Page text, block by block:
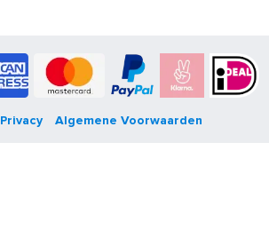
Privacy Algemene Voorwaarden